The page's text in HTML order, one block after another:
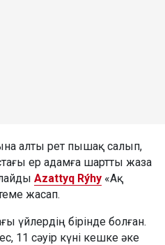
алты рет пышақ салып,
ер адамға шартты жаза
Azattyq Rýhy «Ақ
жасап.
үйлердің бірінде болған.
11 сәуір күні кешке әке